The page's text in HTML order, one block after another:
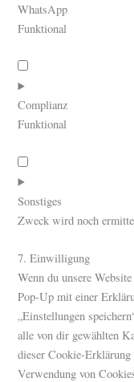
service
linkedin
WhatsApp
Funktional
Consent
to
service
whatsapp
Complianz
Funktional
Consent
to
service
complianz
Sonstiges
Zweck wird noch
Consent
to
service
sonstiges
7. Einwilligung
Wenn du unsere
Pop-Up mit einer
„Einstellungen
alle von dir gewählten
dieser Cookie-Erklärung
Verwendung von